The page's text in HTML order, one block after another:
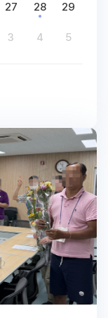
27 28 29
3 4 5